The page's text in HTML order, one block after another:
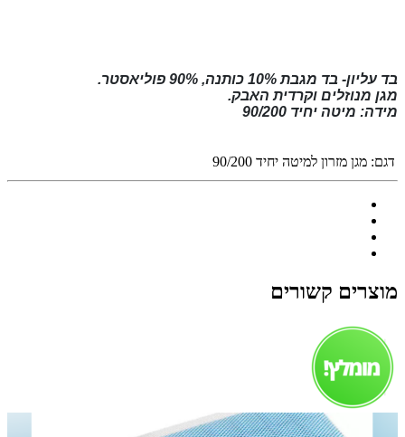
בד עליון- בד מגבת 10% כותנה, 90% פוליאסטר.
מגן מנוזלים וקרדית האבק.
מידה: מיטה יחיד 90/200
דגם: מגן מזרון למיטה יחיד 90/200
מוצרים קשורים